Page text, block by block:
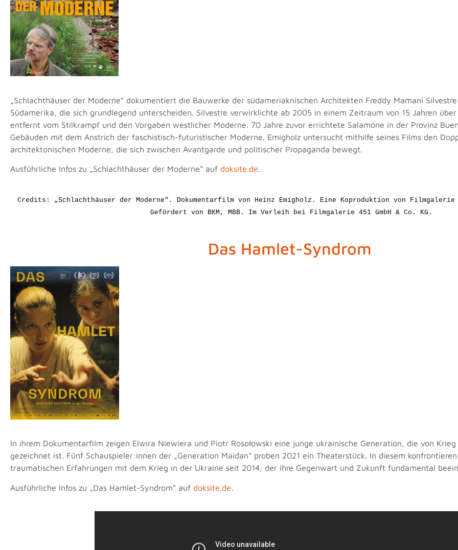
„Schlachthäuser der Moderne“ dokumentiert die Bauwerke der südameriaknischen Architekten Freddy Mamani
Südamerika, die sich grundlegend unterscheiden. Silvestre verwirklichte ab 2005 in einem Zeitraum von 15 Jahren
entfernt vom Stilkrampf und den Vorgaben westlicher Moderne. 70 Jahre zuvor errichtete Salamone in der Provinz
Gebäuden mit dem Anstrich der faschistisch-futuristischer Moderne. Emigholz untersucht mithilfe seines Films den
architektonischen Moderne, die sich zwischen Avantgarde und politischer Propaganda bewegt.
Ausführliche Infos zu „Schlachthäuser der Moderne“ auf doksite.de.
Credits: „Schlachthäuser der Moderne“. Dokumentarfilm von Heinz Emigholz. Eine Koproduktion von Filmgalerie
Gefördert von BKM, MBB. Im Verleih bei Filmgalerie 451 GmbH & Co. KG.
Das Hamlet-Syndrom
In ihrem Dokumentarfilm zeigen Elwira Niewiera und Piotr Rosołowski eine junge ukrainische Generation, die von
gezeichnet ist. Fünf Schauspieler:innen der „Generation Maidan“ proben 2021 ein Theaterstück. In diesem
traumatischen Erfahrungen mit dem Krieg in der Ukraine seit 2014, der ihre Gegenwart und Zukunft fundamental
Ausführliche Infos zu „Das Hamlet-Syndrom“ auf doksite.de.